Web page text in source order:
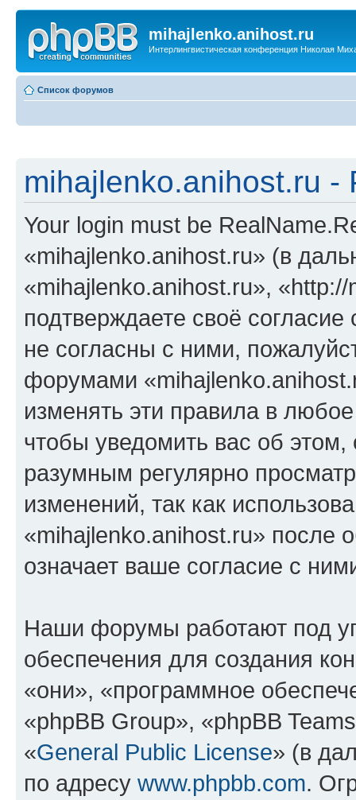
mihajlenko.anihost.ru
Интерлингвистическая конференция Николая
Список форумов
mihajlenko.anihost.ru -
Your login must be
«mihajlenko.anihost.ru» (в
«mihajlenko.anihost.ru»,
подтверждаете своё
не согласны с ними,
форумами
изменять эти правила в
чтобы уведомить вас об
разумным регулярно
изменений, так как
«mihajlenko.anihost.ru» после
означает ваше согласие с
Наши форумы работают под
обеспечения для создания
«они», «программное
«phpBB Group», «phpBB
«General Public License» (в
по адресу www.phpbb.com.